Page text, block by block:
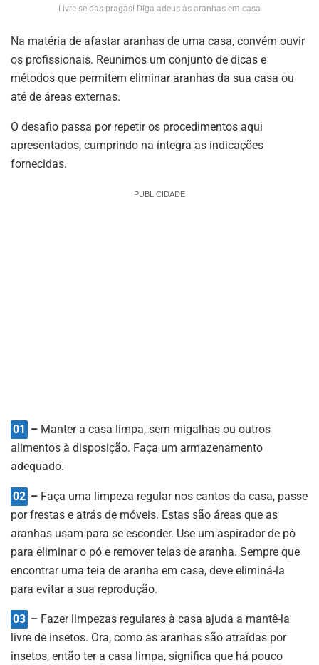
Livre-se das pragas! Diga adeus às aranhas em casa
Na matéria de afastar aranhas de uma casa, convém ouvir
os profissionais. Reunimos um conjunto de dicas e
métodos que permitem eliminar aranhas da sua casa ou
até de áreas externas.
O desafio passa por repetir os procedimentos aqui
apresentados, cumprindo na íntegra as indicações
fornecidas.
PUBLICIDADE
01 – Manter a casa limpa, sem migalhas ou outros
alimentos à disposição. Faça um armazenamento
adequado.
02 – Faça uma limpeza regular nos cantos da casa, passe
por frestas e atrás de móveis. Estas são áreas que as
aranhas usam para se esconder. Use um aspirador de pó
para eliminar o pó e remover teias de aranha. Sempre que
encontrar uma teia de aranha em casa, deve eliminá-la
para evitar a sua reprodução.
03 – Fazer limpezas regulares à casa ajuda a mantê-la
livre de insetos. Ora, como as aranhas são atraídas por
insetos, então ter a casa limpa, significa que há pouco